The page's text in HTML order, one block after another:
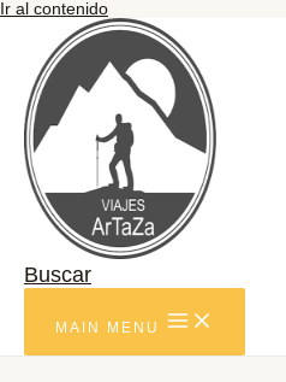
Ir al contenido
Buscar
MAIN MENU